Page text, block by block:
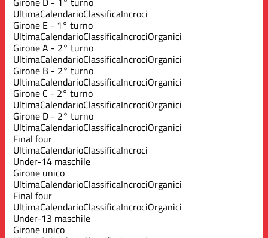
UltimaCalendarioClassificaIncroci
Girone E - 1° turno
UltimaCalendarioClassificaIncrociOrganici
Girone A - 2° turno
UltimaCalendarioClassificaIncrociOrganici
Girone B - 2° turno
UltimaCalendarioClassificaIncrociOrganici
Girone C - 2° turno
UltimaCalendarioClassificaIncrociOrganici
Girone D - 2° turno
UltimaCalendarioClassificaIncrociOrganici
Final four
UltimaCalendarioClassificaIncroci
Under-14 maschile
Girone unico
UltimaCalendarioClassificaIncrociOrganici
Final four
UltimaCalendarioClassificaIncrociOrganici
Under-13 maschile
Girone unico